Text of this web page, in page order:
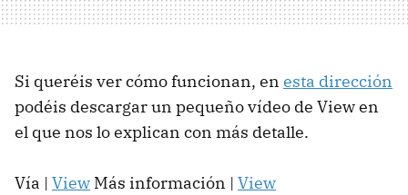
Si queréis ver cómo funcionan, en esta dirección
podéis descargar un pequeño vídeo de View en
el que nos lo explican con más detalle.
Vía | View Más información | View